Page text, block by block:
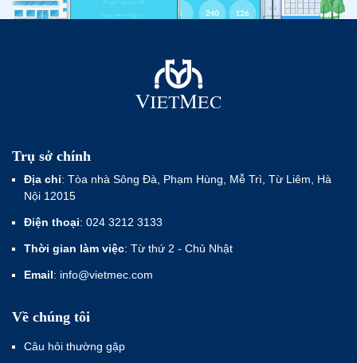
Trụ sở chính
Địa chỉ: Tòa nhà Sông Đà, Phạm Hùng, Mễ Trì, Từ Liêm, Hà
Nội 12015
Điện thoại: 024 3212 3133
Thời gian làm việc: Từ thứ 2 - Chủ Nhật
Email: info@vietmec.com
Về chúng tôi
Câu hỏi thường gặp